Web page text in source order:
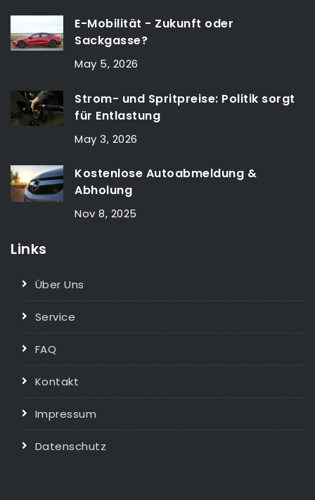
E-Mobilität - Zukunft oder
Sackgasse?
May 5, 2026
Strom- und Spritpreise: Politik sorgt
für Entlastung
May 3, 2026
Kostenlose Autoabmeldung &
Abholung
Nov 8, 2025
Links
Über Uns
Service
FAQ
Kontakt
Impressum
Datenschutz